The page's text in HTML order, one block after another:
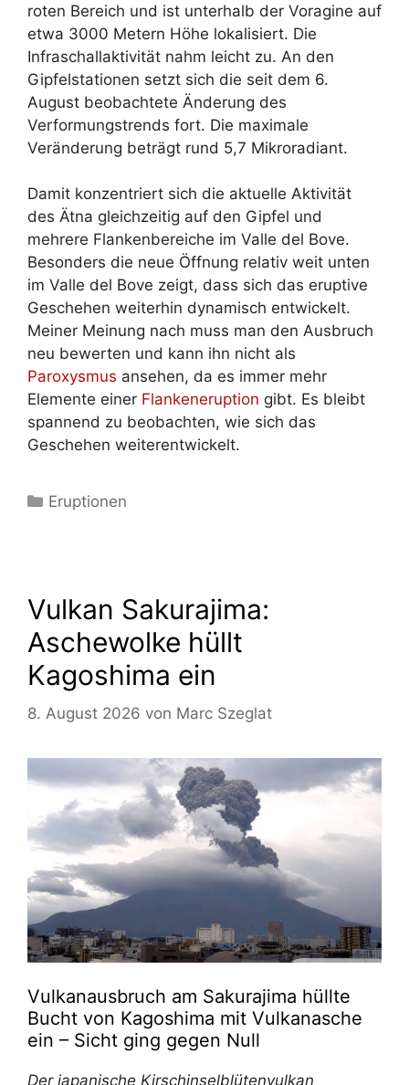
roten Bereich und ist unterhalb der Voragine auf
etwa 3000 Metern Höhe lokalisiert. Die
Infraschallaktivität nahm leicht zu. An den
Gipfelstationen setzt sich die seit dem 6.
August beobachtete Änderung des
Verformungstrends fort. Die maximale
Veränderung beträgt rund 5,7 Mikroradiant.
Damit konzentriert sich die aktuelle Aktivität
des Ätna gleichzeitig auf den Gipfel und
mehrere Flankenbereiche im Valle del Bove.
Besonders die neue Öffnung relativ weit unten
im Valle del Bove zeigt, dass sich das eruptive
Geschehen weiterhin dynamisch entwickelt.
Meiner Meinung nach muss man den Ausbruch
neu bewerten und kann ihn nicht als
Paroxysmus ansehen, da es immer mehr
Elemente einer Flankeneruption gibt. Es bleibt
spannend zu beobachten, wie sich das
Geschehen weiterentwickelt.
Kategorien
Eruptionen
Vulkan Sakurajima:
Aschewolke hüllt
Kagoshima ein
8. August 2026 von Marc Szeglat
Vulkanausbruch am Sakurajima hüllte
Bucht von Kagoshima mit Vulkanasche
ein – Sicht ging gegen Null
Der japanische Kirschinselblütenvulkan